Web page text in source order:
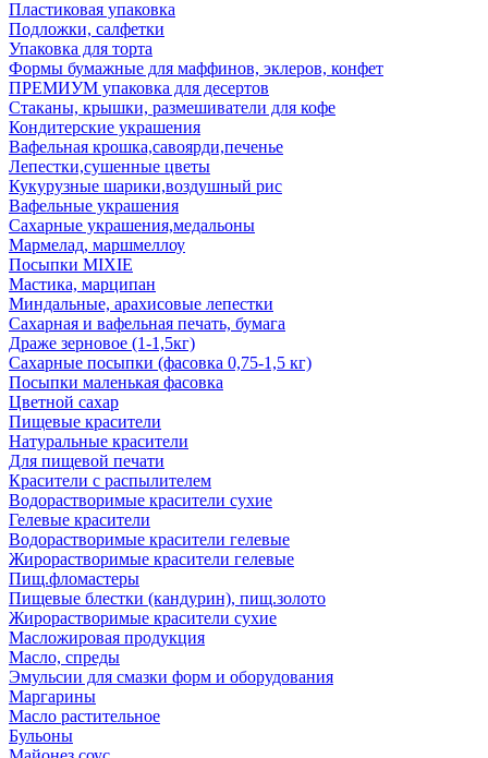
Пластиковая упаковка
Подложки, салфетки
Упаковка для торта
Формы бумажные для маффинов, эклеров, конфет
ПРЕМИУМ упаковка для десертов
Стаканы, крышки, размешиватели для кофе
Кондитерские украшения
Вафельная крошка,савоярди,печенье
Лепестки,сушенные цветы
Кукурузные шарики,воздушный рис
Вафельные украшения
Сахарные украшения,медальоны
Мармелад, маршмеллоу
Посыпки MIXIE
Мастика, марципан
Миндальные, арахисовые лепестки
Сахарная и вафельная печать, бумага
Драже зерновое (1-1,5кг)
Сахарные посыпки (фасовка 0,75-1,5 кг)
Посыпки маленькая фасовка
Цветной сахар
Пищевые красители
Натуральные красители
Для пищевой печати
Красители с распылителем
Водорастворимые красители сухие
Гелевые красители
Водорастворимые красители гелевые
Жирорастворимые красители гелевые
Пищ.фломастеры
Пищевые блестки (кандурин), пищ.золото
Жирорастворимые красители сухие
Масложировая продукция
Масло, спреды
Эмульсии для смазки форм и оборудования
Маргарины
Масло растительное
Бульоны